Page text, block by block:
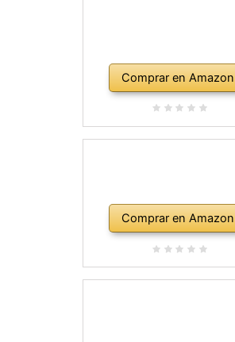
Comprar en Amazon
Comprar en Amazon